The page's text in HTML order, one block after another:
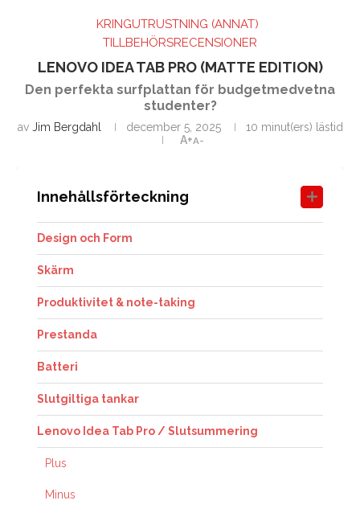
KRINGUTRUSTNING (ANNAT)
TILLBEHÖRSRECENSIONER
LENOVO IDEA TAB PRO (MATTE EDITION)
Den perfekta surfplattan för budgetmedvetna
studenter?
av Jim Bergdahl december 5, 2025
10 minut(ers) lästid
A+A-
Innehållsförteckning
Design och Form
Skärm
Produktivitet & note-taking
Prestanda
Batteri
Slutgiltiga tankar
Lenovo Idea Tab Pro / Slutsummering
Plus
Minus